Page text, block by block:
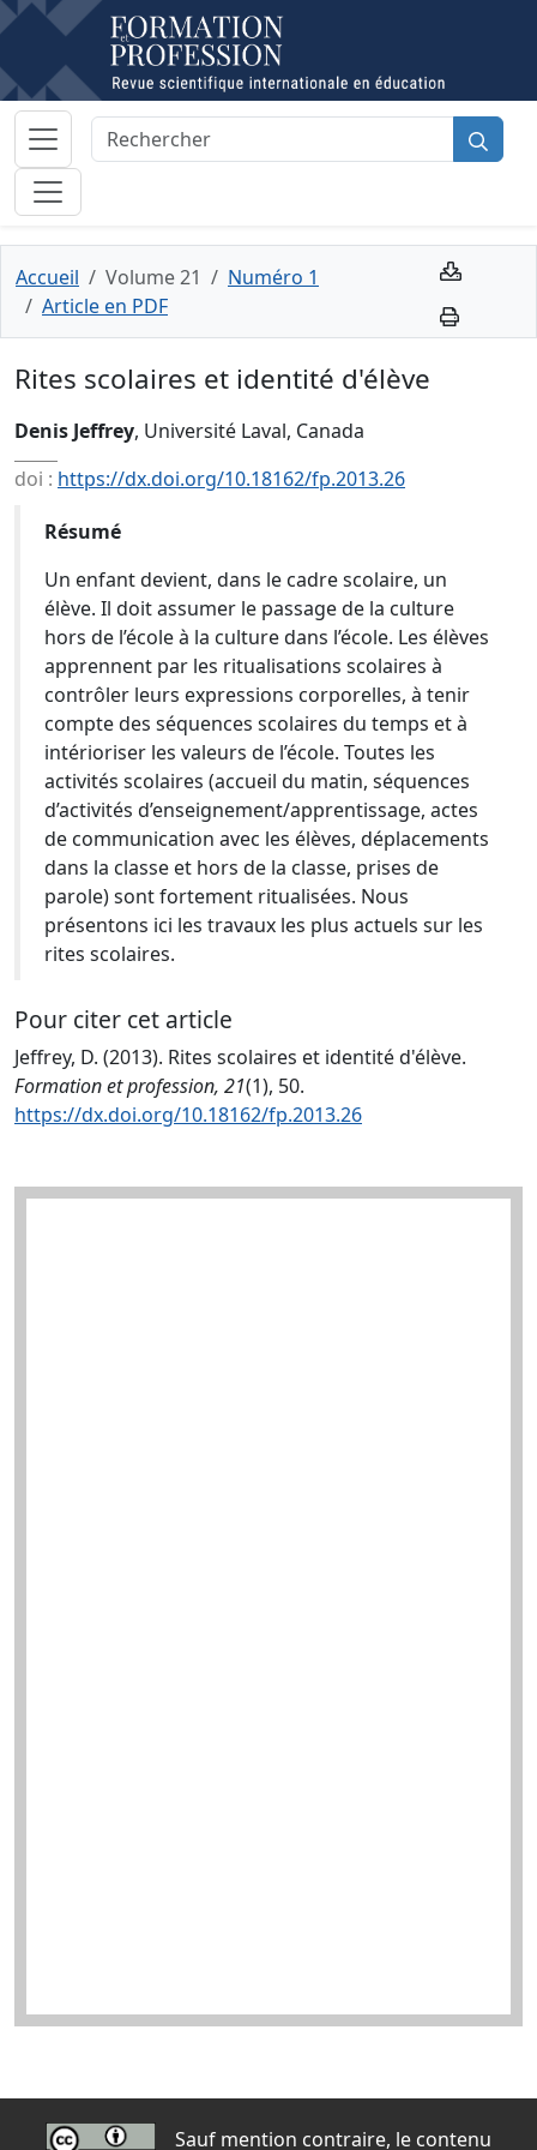
Accueil Volume 21
Numéro 1
Article en PDF
Rites scolaires et identité d'élève
Denis Jeffrey, Université Laval, Canada
doi : https://dx.doi.org/10.18162/fp.2013.26
Résumé
Un enfant devient, dans le cadre scolaire, un
élève. Il doit assumer le passage de la culture
hors de l’école à la culture dans l’école. Les élèves
apprennent par les ritualisations scolaires à
contrôler leurs expressions corporelles, à tenir
compte des séquences scolaires du temps et à
intérioriser les valeurs de l’école. Toutes les
activités scolaires (accueil du matin, séquences
d’activités d’enseignement/apprentissage, actes
de communication avec les élèves, déplacements
dans la classe et hors de la classe, prises de
parole) sont fortement ritualisées. Nous
présentons ici les travaux les plus actuels sur les
rites scolaires.
Pour citer cet article
Jeffrey, D. (2013). Rites scolaires et identité d'élève.
Formation et profession, 21(1), 50.
https://dx.doi.org/10.18162/fp.2013.26
Sauf mention contraire, le contenu